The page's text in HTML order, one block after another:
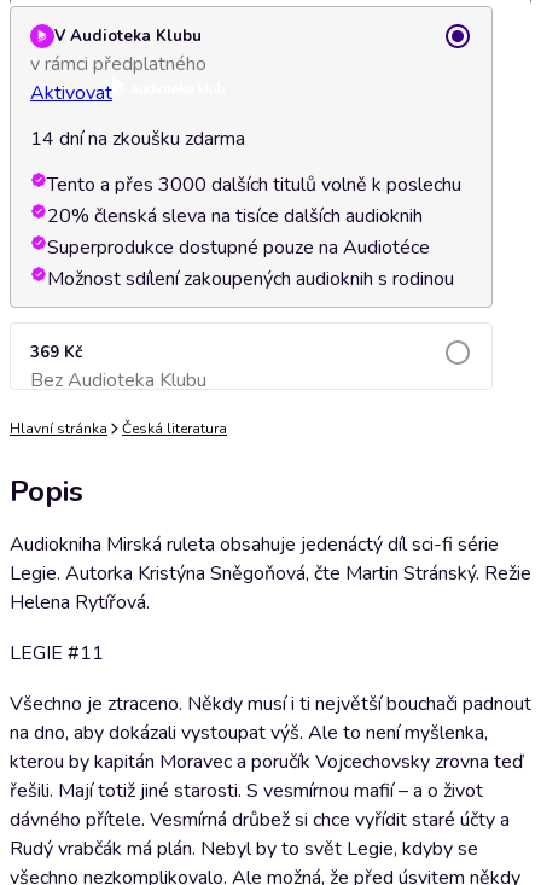
V Audioteka Klubu
v rámci předplatného
Aktivovat
14 dní na zkoušku zdarma
Tento a přes 3000 dalších titulů volně k poslechu
20% členská sleva na tisíce dalších audioknih
Superprodukce dostupné pouze na Audiotéce
Možnost sdílení zakoupených audioknih s rodinou
369 Kč
Bez Audioteka KlubuPřidat do košíku
Hlavní stránka Česká literatura
Popis
Audiokniha Mirská ruleta obsahuje jedenáctý díl sci-fi série
Legie. Autorka Kristýna Sněgoňová, čte Martin Stránský. Režie
Helena Rytířová.
LEGIE #11
Všechno je ztraceno. Někdy musí i ti největší bouchači padnout
na dno, aby dokázali vystoupat výš. Ale to není myšlenka,
kterou by kapitán Moravec a poručík Vojcechovsky zrovna teď
řešili. Mají totiž jiné starosti. S vesmírnou mafií – a o život
dávného přítele. Vesmírná drůbež si chce vyřídit staré účty a
Rudý vrabčák má plán. Nebyl by to svět Legie, kdyby se
všechno nezkomplikovalo. Ale možná, že před úsvitem někdy